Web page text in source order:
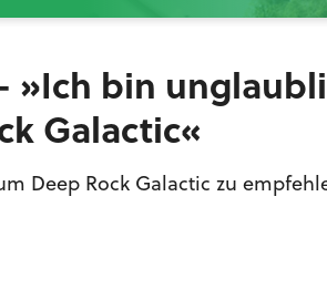
»Ich bin
Galactic«
Deep Rock Galactic zu